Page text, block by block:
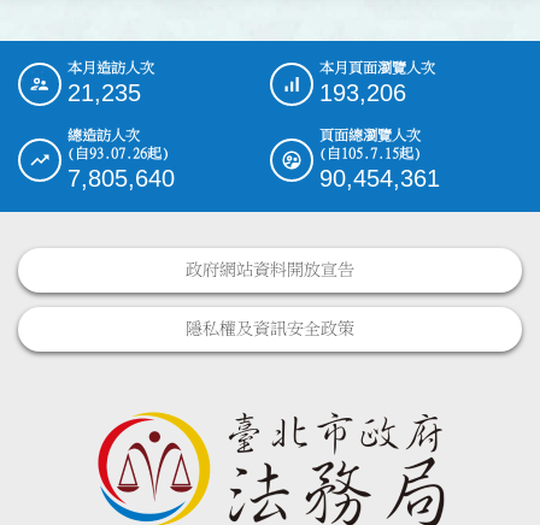
::: 本月造訪人次
21,235
本月頁面瀏覽人次
193,206
總造訪人次
(自93.07.26起)
7,805,640
頁面總瀏覽人次
(自105.7.15起)
90,454,361
政府網站資料開放宣告
隱私權及資訊安全政策